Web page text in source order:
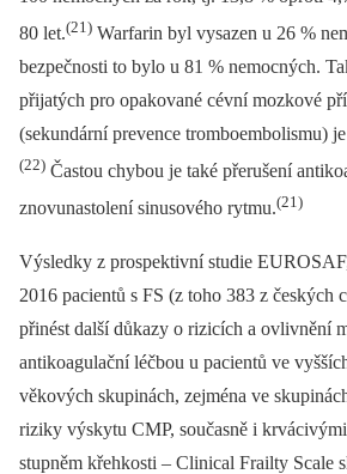
80 let.(21) Warfarin byl vysazen u 26 %
bezpečnosti to bylo u 81 % nemocných.
přijatých pro opakované cévní mozkové
(sekundární prevence tromboembolismu)
(22) Častou chybou je také přerušení
znovunastolení sinusového rytmu.(21)
Výsledky z prospektivní studie
2016 pacientů s FS (z toho 383 z českých
přinést další důkazy o rizicích a ovlivnění
antikoagulační léčbou u pacientů ve
věkových skupinách, zejména ve
riziky výskytu CMP, současně i
stupněm křehkosti –⁠ Clinical Frailty Scale